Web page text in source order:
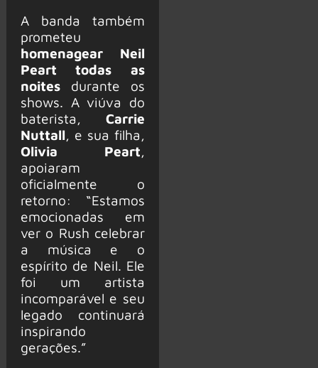
A banda também
prometeu
homenagear Neil
Peart todas as
noitesdurante os
shows. A viúva do
baterista, Carrie
Nuttall, e sua filha,
Olivia Peart,
apoiaram
oficialmente o
retorno: “Estamos
emocionadas em
ver o Rush celebrar
a música e o
espírito de Neil. Ele
foi um artista
incomparável e seu
legado continuará
inspirando
gerações.”